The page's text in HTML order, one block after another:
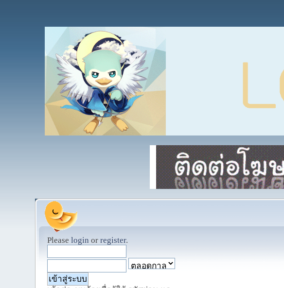
Please login or register.